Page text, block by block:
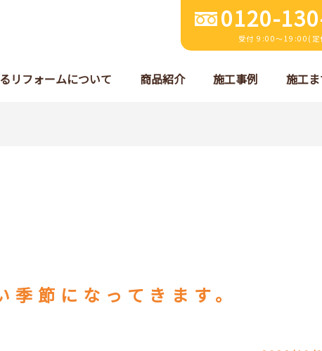
0120-
受付 9:00～19:00(定
リフォームについて 商品紹介 施工事例 施工
節になってきます。